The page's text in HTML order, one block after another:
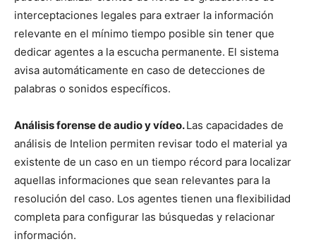
interceptaciones legales para extraer la información
relevante en el mínimo tiempo posible sin tener que
dedicar agentes a la escucha permanente. El sistema
avisa automáticamente en caso de detecciones de
palabras o sonidos específicos.
Análisis forense de audio y vídeo.Las capacidades de
análisis de Intelion permiten revisar todo el material ya
existente de un caso en un tiempo récord para localizar
aquellas informaciones que sean relevantes para la
resolución del caso. Los agentes tienen una flexibilidad
completa para configurar las búsquedas y relacionar
información.